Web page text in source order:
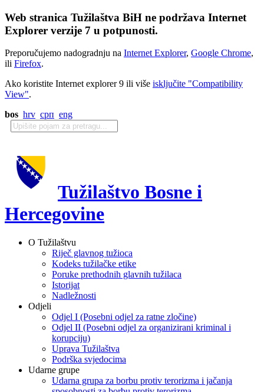
Web stranica Tužilaštva BiH ne podržava Internet
Explorer verzije 7 u potpunosti.
Preporučujemo nadogradnju na Internet Explorer, Google Chrome,
ili Firefox.
Ako koristite Internet explorer 9 ili više isključite "Compatibility
View".
bos hrv срп eng
Tužilaštvo Bosne i
Hercegovine
O Tužilaštvu
Riječ glavnog tužioca
Kodeks tužilačke etike
Poruke prethodnih glavnih tužilaca
Istorijat
Nadležnosti
Odjeli
Odjel I (Posebni odjel za ratne zločine)
Odjel II (Posebni odjel za organizirani kriminal i
korupciju)
Uprava Tužilaštva
Podrška svjedocima
Udarne grupe
Udarna grupa za borbu protiv terorizma i jačanja